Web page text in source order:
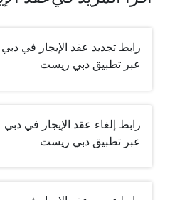
رابط تجديد عقد الإيجار في دبي
عبر تطبيق دبي ريست
رابط إلغاء عقد الإيجار في دبي
عبر تطبيق دبي ريست